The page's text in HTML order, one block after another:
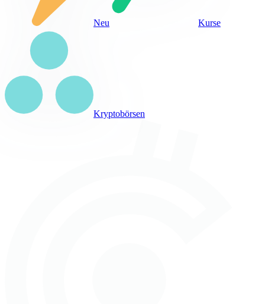
Neu Kurse
Kryptobörsen